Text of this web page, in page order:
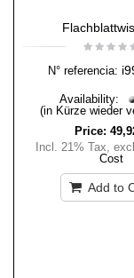
N° referencia:
Availability:
(in Kürze wieder
Price:
Incl. 21% Tax,
Cost
Add to